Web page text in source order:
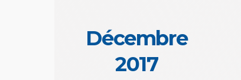
Décembre
2017